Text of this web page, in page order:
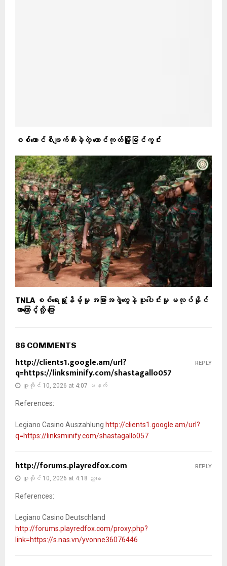
စစ်ကောင်စီဖျက်ဆီးခဲ့တဲ့ တောင်ကုတ်မြို့မြင်ကွင်း
TNLA စစ်ရေးရှုံးနိမ့်မှု အခြားအဖွဲ့တွေနဲ့ ပူးပေါင်းမှု မလုပ်နိုင်
တာကြောင့်လို့ ပြော
86 COMMENTS
http://clients1.google.am/url?
q=https://linksminify.com/shastagallo057
ဇူလိုင် 10, 2026 at 4:07 မနက်
References:
Legiano Casino Auszahlung http://clients1.google.am/url?
q=https://linksminify.com/shastagallo057
REPLY
http://forums.playredfox.com
ဇူလိုင် 10, 2026 at 4:18 ညနေ
References:
Legiano Casino Deutschland
http://forums.playredfox.com/proxy.php?
link=https://s.nas.vn/yvonne36076446
REPLY